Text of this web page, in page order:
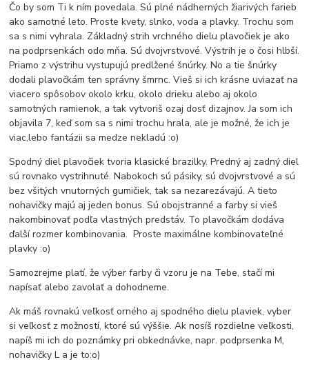
Čo by som Ti k ním povedala. Sú plné nádherných žiarivých farieb
ako samotné leto. Proste kvety, slnko, voda a plavky. Trochu som
sa s nimi vyhrala. Základný strih vrchného dielu plavočiek je ako
na podprsenkách odo mňa. Sú dvojvrstvové. Výstrih je o čosi hlbší.
Priamo z výstrihu vystupujú predlžené šnúrky. No a tie šnúrky
dodali plavočkám ten správny šmrnc. Vieš si ich krásne uviazať na
viacero spôsobov okolo krku, okolo drieku alebo aj okolo
samotných ramienok, a tak vytvoriš ozaj dosť dizajnov. Ja som ich
objavila 7, keď som sa s nimi trochu hrala, ale je možné, že ich je
viac,lebo fantázii sa medze nekladú :o)
Spodný diel plavočiek tvoria klasické brazilky. Predný aj zadný diel
sú rovnako vystrihnuté. Nabokoch sú pásiky, sú dvojvrstvové a sú
bez všitých vnutorných gumičiek, tak sa nezarezávajú. A tieto
nohavičky majú aj jeden bonus. Sú obojstranné a farby si vieš
nakombinovať podľa vlastných predstáv. To plavočkám dodáva
ďalší rozmer kombinovania. Proste maximálne kombinovateľné
plavky :o)
Samozrejme platí, že výber farby či vzoru je na Tebe, stačí mi
napísať alebo zavolať a dohodneme.
Ak máš rovnakú veľkosť orného aj spodného dielu plaviek, vyber
si veľkosť z možností, ktoré sú výššie. Ak nosíš rozdielne veľkosti,
napíš mi ich do poznámky pri obkednávke, napr. podprsenka M,
nohavičky L a je to:o)